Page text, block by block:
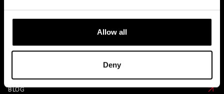
Allow all
Deny
CALENDRIER DE PRÉ-COMMANDE
FAQ
BLOG